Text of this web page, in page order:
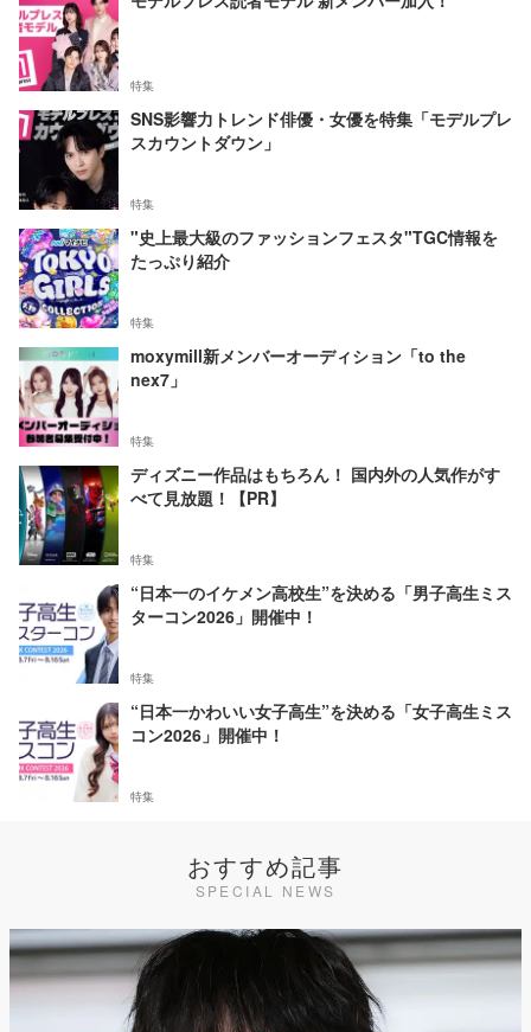
特集
SNS影響力トレンド俳優・女優を特集「モデルプレ
スカウントダウン」
特集
"史上最大級のファッションフェスタ"TGC情報を
たっぷり紹介
特集
moxymill新メンバーオーディション「to the
nex7」
特集
ディズニー作品はもちろん！ 国内外の人気作がす
べて見放題！【PR】
特集
“日本一のイケメン高校生”を決める「男子高生ミス
ターコン2026」開催中！
特集
“日本一かわいい女子高生”を決める「女子高生ミス
コン2026」開催中！
特集
おすすめ記事
SPECIAL NEWS